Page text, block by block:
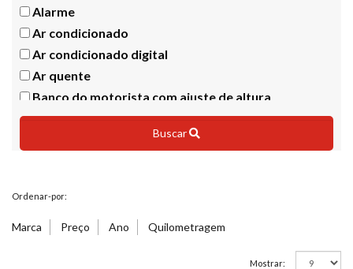
Alarme
Ar condicionado
Ar condicionado digital
Ar quente
Banco do motorista com ajuste de altura
Bancos dianteiros com aquecimento
Brake Light
Calotas
Buscar
Ordenar-por:
Marca Preço Ano Quilometragem
Mostrar: